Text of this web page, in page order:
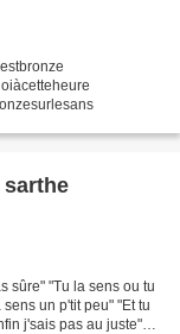
sarthe
sûre" "Tu la sens ou tu
un p'tit peu" "Et tu
j'sais pas au juste"